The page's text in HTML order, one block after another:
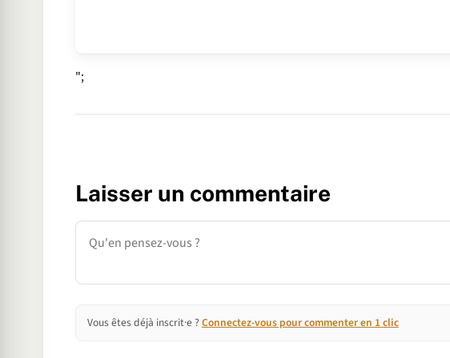
";
Laisser un commentaire
Commentaire
Vous êtes déjà inscrit·e ? Connectez-vous pour commenter en 1 clic